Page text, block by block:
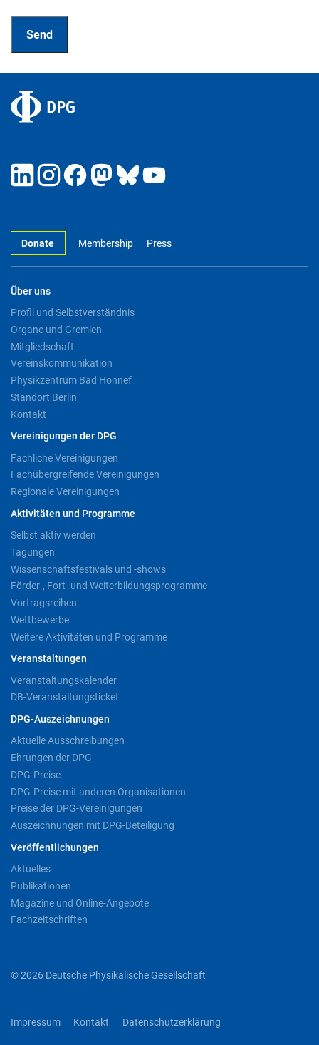
Donate Membership Press
Über uns
Profil und Selbstverständnis
Organe und Gremien
Mitgliedschaft
Vereinskommunikation
Physikzentrum Bad Honnef
Standort Berlin
Kontakt
Vereinigungen der DPG
Fachliche Vereinigungen
Fachübergreifende Vereinigungen
Regionale Vereinigungen
Aktivitäten und Programme
Selbst aktiv werden
Tagungen
Wissenschaftsfestivals und -shows
Förder-, Fort- und Weiterbildungsprogramme
Vortragsreihen
Wettbewerbe
Weitere Aktivitäten und Programme
Veranstaltungen
Veranstaltungskalender
DB-Veranstaltungsticket
DPG-Auszeichnungen
Aktuelle Ausschreibungen
Ehrungen der DPG
DPG-Preise
DPG-Preise mit anderen Organisationen
Preise der DPG-Vereinigungen
Auszeichnungen mit DPG-Beteiligung
Veröffentlichungen
Aktuelles
Publikationen
Magazine und Online-Angebote
Fachzeitschriften
© 2026 Deutsche Physikalische Gesellschaft
Impressum Kontakt Datenschutzerklärung